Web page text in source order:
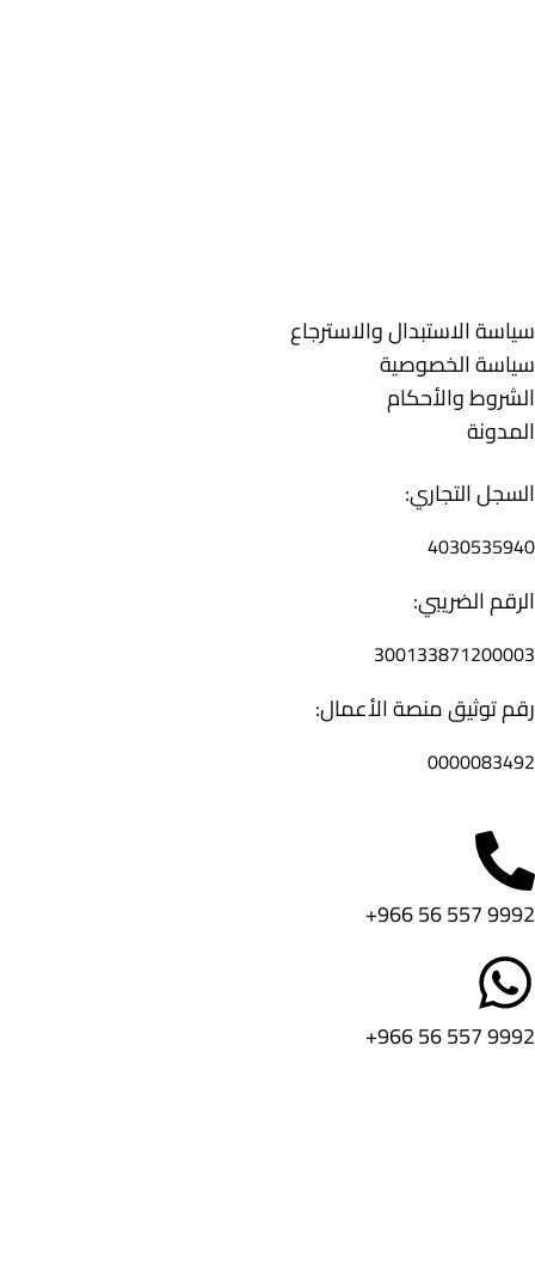
سياسة الاستبدال والاسترجاع
سياسة الخصوصية
الشروط والأحكام
المدونة
السجل التجاري:
4030535940
الرقم الضريبي:
300133871200003
رقم توثيق منصة الأعمال:
0000083492
9992 557 56 966+
9992 557 56 966+